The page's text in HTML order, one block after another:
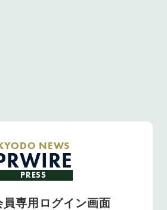
NEWS
PRESS
員専用ログイン画面